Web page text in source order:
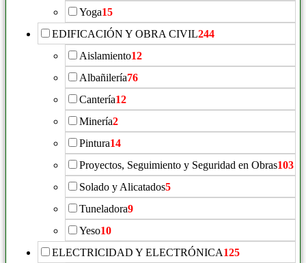
Yoga15
EDIFICACIÓN Y OBRA CIVIL244
Aislamiento12
Albañilería76
Cantería12
Minería2
Pintura14
Proyectos, Seguimiento y Seguridad en Obras103
Solado y Alicatados5
Tuneladora9
Yeso10
ELECTRICIDAD Y ELECTRÓNICA125